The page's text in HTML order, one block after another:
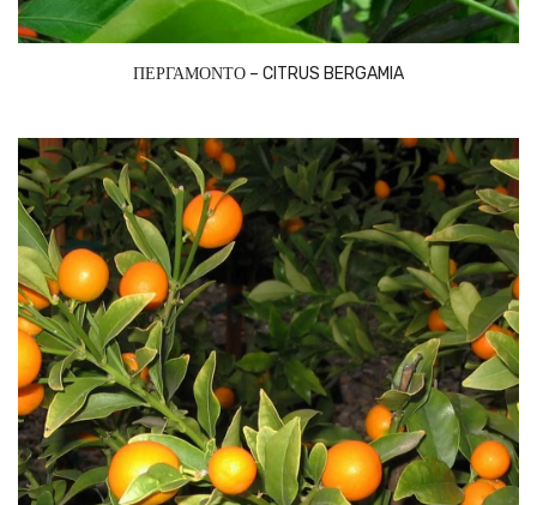
ΠΕΡΓΑΜΟΝΤΟ – CITRUS BERGAMIA